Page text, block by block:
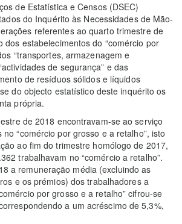
de Estatística e Censos (DSEC)
do Inquérito às Necessidades de Mão-
referentes ao quarto trimestre de
dos estabelecimentos do “comércio por
“transportes, armazenagem e
de segurança” e das
de resíduos sólidos e líquidos
do objecto estatístico deste inquérito os
própria.
de 2018 encontravam-se ao serviço
“comércio por grosso e a retalho”, isto
ao fim do trimestre homólogo de 2017,
trabalhavam no “comércio a retalho”.
a remuneração média (excluindo as
e os prémios) dos trabalhadores a
por grosso e a retalho” cifrou-se
a um acréscimo de 5,3%,